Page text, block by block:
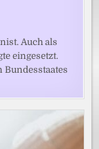
Auch als
eingesetzt.